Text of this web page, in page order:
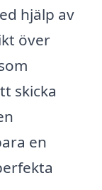
hjälp av
över
skicka
en